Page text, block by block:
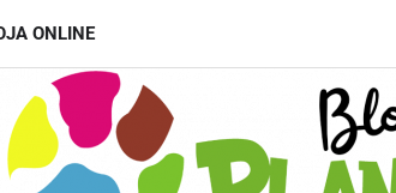
ONLINE